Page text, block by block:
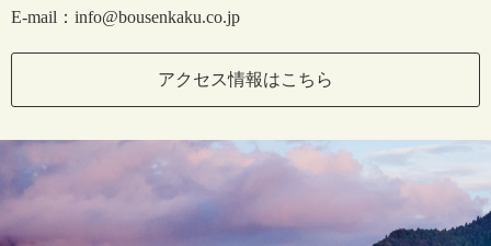
E-mail：info@bousenkaku.co.jp
アクセス情報はこちら